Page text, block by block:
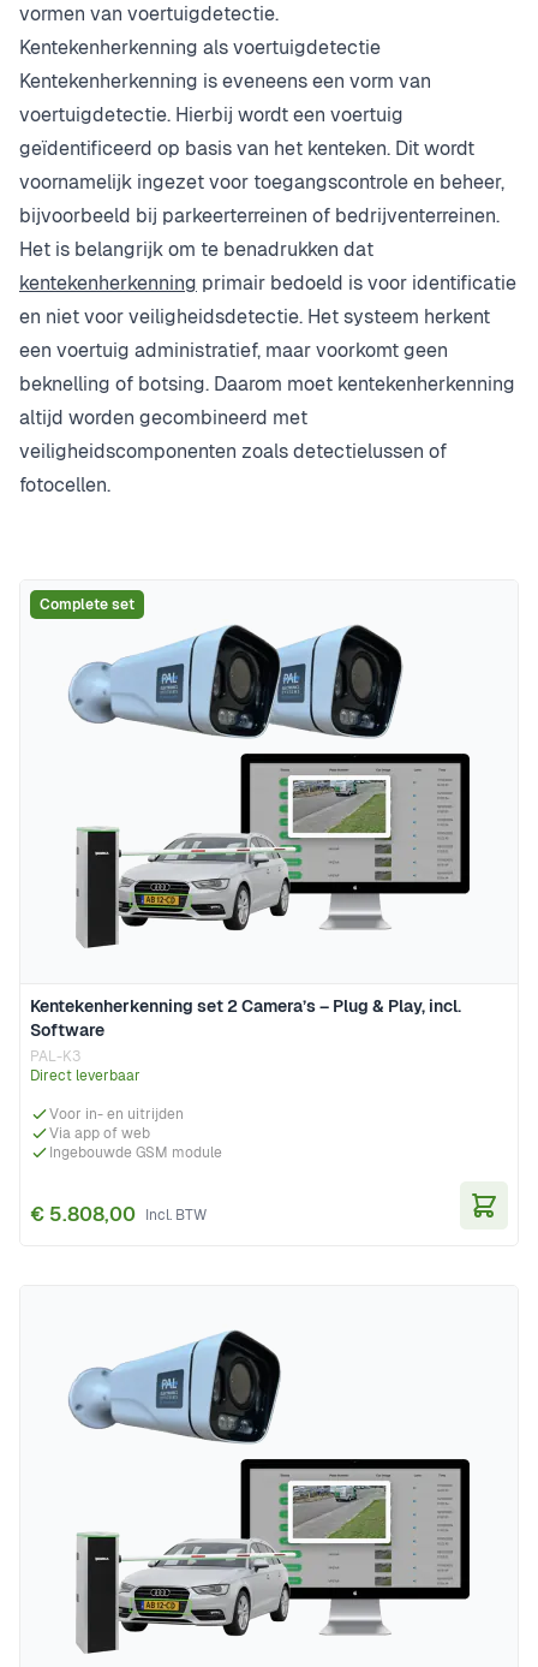
vormen van voertuigdetectie.
Kentekenherkenning als voertuigdetectie
Kentekenherkenning is eveneens een vorm van
voertuigdetectie. Hierbij wordt een voertuig
geïdentificeerd op basis van het kenteken. Dit wordt
voornamelijk ingezet voor toegangscontrole en beheer,
bijvoorbeeld bij parkeerterreinen of bedrijventerreinen.
Het is belangrijk om te benadrukken dat
kentekenherkenning primair bedoeld is voor identificatie
en niet voor veiligheidsdetectie. Het systeem herkent
een voertuig administratief, maar voorkomt geen
beknelling of botsing. Daarom moet kentekenherkenning
altijd worden gecombineerd met
veiligheidscomponenten zoals detectielussen of
fotocellen.
Kentekenherkenning set 2 Camera’s – Plug & Play, incl.
Software
PAL-K3
Direct leverbaar
Voor in- en uitrijden
Via app of web
Ingebouwde GSM module
€ 5.808,00
Complete set